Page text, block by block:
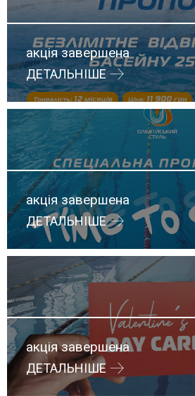
акція завершена
ДЕТАЛЬНІШЕ
акція завершена
ДЕТАЛЬНІШЕ
акція завершена
ДЕТАЛЬНІШЕ